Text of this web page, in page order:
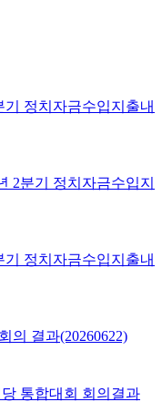
기 정치자금수입지출내
2분기 정치자금수입지
기 정치자금수입지출내
의 결과(20260622)
통합대회 회의결과